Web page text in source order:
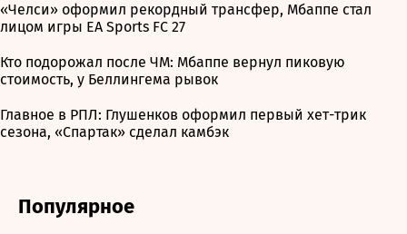
«Челси» оформил рекордный трансфер, Мбаппе стал
лицом игры EA Sports FC 27
Кто подорожал после ЧМ: Мбаппе вернул пиковую
стоимость, у Беллингема рывок
Главное в РПЛ: Глушенков оформил первый хет-трик
сезона, «Спартак» сделал камбэк
Популярное